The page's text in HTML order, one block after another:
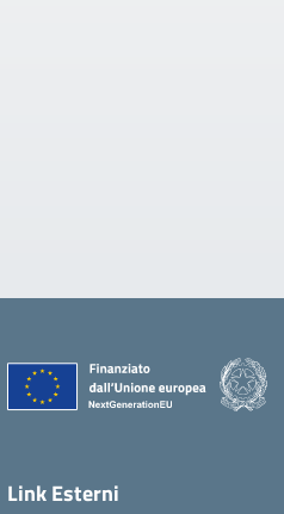
Link Esterni